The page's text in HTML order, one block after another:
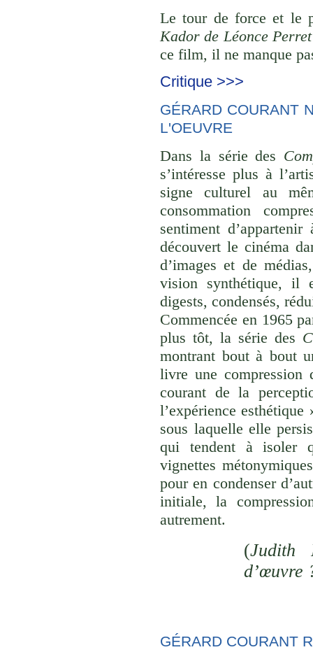
Le tour de force et le
Kador de Léonce Perret
ce film, il ne manque
Critique >>>
GÉRARD COURANT
L'OEUVRE
Dans la série des
s’intéresse plus à
signe culturel au
consommation
sentiment
découvert le cinéma
d’images et de
vision synthétique, il
digests, condensés,
Commencée en 1965
plus tôt, la série des
montrant bout à bout
livre une compression
courant de la
l’expérience
sous laquelle elle
qui tendent à isoler
vignettes
pour en condenser
initiale, la
autrement.
(Judith
d’œuvre
GÉRARD COURANT